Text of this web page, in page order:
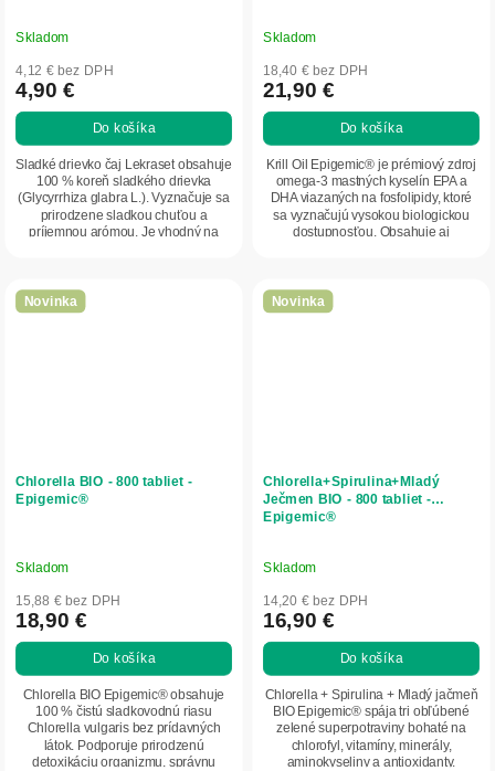
Skladom
4,12 € bez DPH
4,90 €
Do košíka
Sladké drievko čaj Lekraset obsahuje
100 % koreň sladkého drievka
(Glycyrrhiza glabra L.). Vyznačuje sa
prirodzene sladkou chuťou a
príjemnou arómou. Je vhodný na
Skladom
18,40 € bez DPH
21,90 €
Do košíka
Krill Oil Epigemic® je prémiový zdroj
omega-3 mastných kyselín EPA a
DHA viazaných na fosfolipidy, ktoré
sa vyznačujú vysokou biologickou
dostupnosťou. Obsahuje aj
Novinka
Chlorella BIO - 800 tabliet -
Epigemic®
Skladom
15,88 € bez DPH
18,90 €
Do košíka
Chlorella BIO Epigemic® obsahuje
100 % čistú sladkovodnú riasu
Chlorella vulgaris bez prídavných
látok. Podporuje prirodzenú
detoxikáciu organizmu, správnu
Novinka
Chlorella+Spirulina+Mladý
Ječmen BIO - 800 tabliet -
Epigemic®
Skladom
14,20 € bez DPH
16,90 €
Do košíka
Chlorella + Spirulina + Mladý jačmeň
BIO Epigemic® spája tri obľúbené
zelené superpotraviny bohaté na
chlorofyl, vitamíny, minerály,
aminokyseliny a antioxidanty.